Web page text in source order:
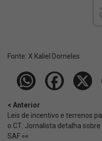
Fonte: X Kaliel Dorneles
< Anterior
Leis de incentivo e terrenos
o CT: Jornalista detalha sobre
SAF 👀